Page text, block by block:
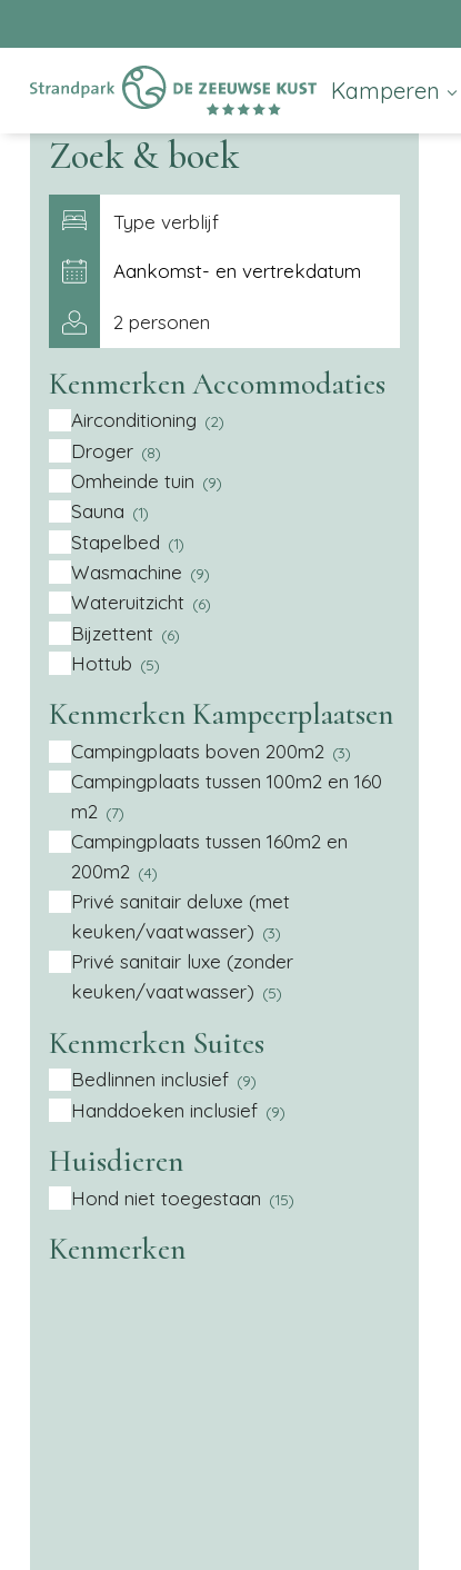
Kamperen
Zoek & boek
Type verblijf
2 personen
Kenmerken Accommodaties
Airconditioning (2)
Droger (8)
Omheinde tuin (9)
Sauna (1)
Stapelbed (1)
Wasmachine (9)
Wateruitzicht (6)
Bijzettent (6)
Hottub (5)
Kenmerken Kampeerplaatsen
Campingplaats boven 200m2 (3)
Campingplaats tussen 100m2 en 160
m2 (7)
Campingplaats tussen 160m2 en
200m2 (4)
Privé sanitair deluxe (met
keuken/vaatwasser) (3)
Privé sanitair luxe (zonder
keuken/vaatwasser) (5)
Kenmerken Suites
Bedlinnen inclusief (9)
Handdoeken inclusief (9)
Huisdieren
Hond niet toegestaan (15)
Kenmerken